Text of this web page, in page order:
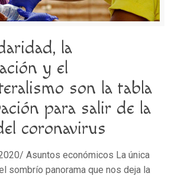
la
y el
son la tabla
para salir de la
coronavirus
Asuntos económicos La única
sombrío panorama que nos deja la